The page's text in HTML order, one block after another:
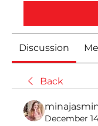
Discussion
Back
December